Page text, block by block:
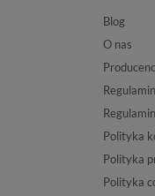
Blog
O nas
Polityka
Polityka
Polityka